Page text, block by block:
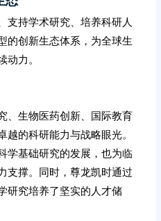
支持学术研究、培养科研人
的创新生态体系，为全球生
力。
、生物医药创新、国际教育
的科研能力与战略眼光。
学基础研究的发展，也为临
支撑。同时，尊龙凯时通过
研究培养了坚实的人才储